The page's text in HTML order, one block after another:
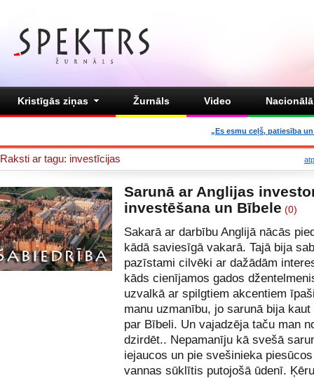
Kristīgās ziņas Žurnāls Video
„Es esmu ceļš, patiesība
Raksti ar tagu: investīcijas
Sarunā ar Anglijas
investēšana un Bībele (0)
Sakarā ar darbību Anglijā nācās
kādā saviesīgā vakarā. Tajā bija
pazīstami cilvēki ar dažādām
kāds cienījamos gados
uzvalkā ar spilgtiem akcentiem
manu uzmanību, jo sarunā bija
par Bībeli. Un vajadzēja taču man
dzirdēt.. Nepamanīju kā svešā
iejaucos un pie svešinieka
vannas sūklītis putojošā ūdenī.